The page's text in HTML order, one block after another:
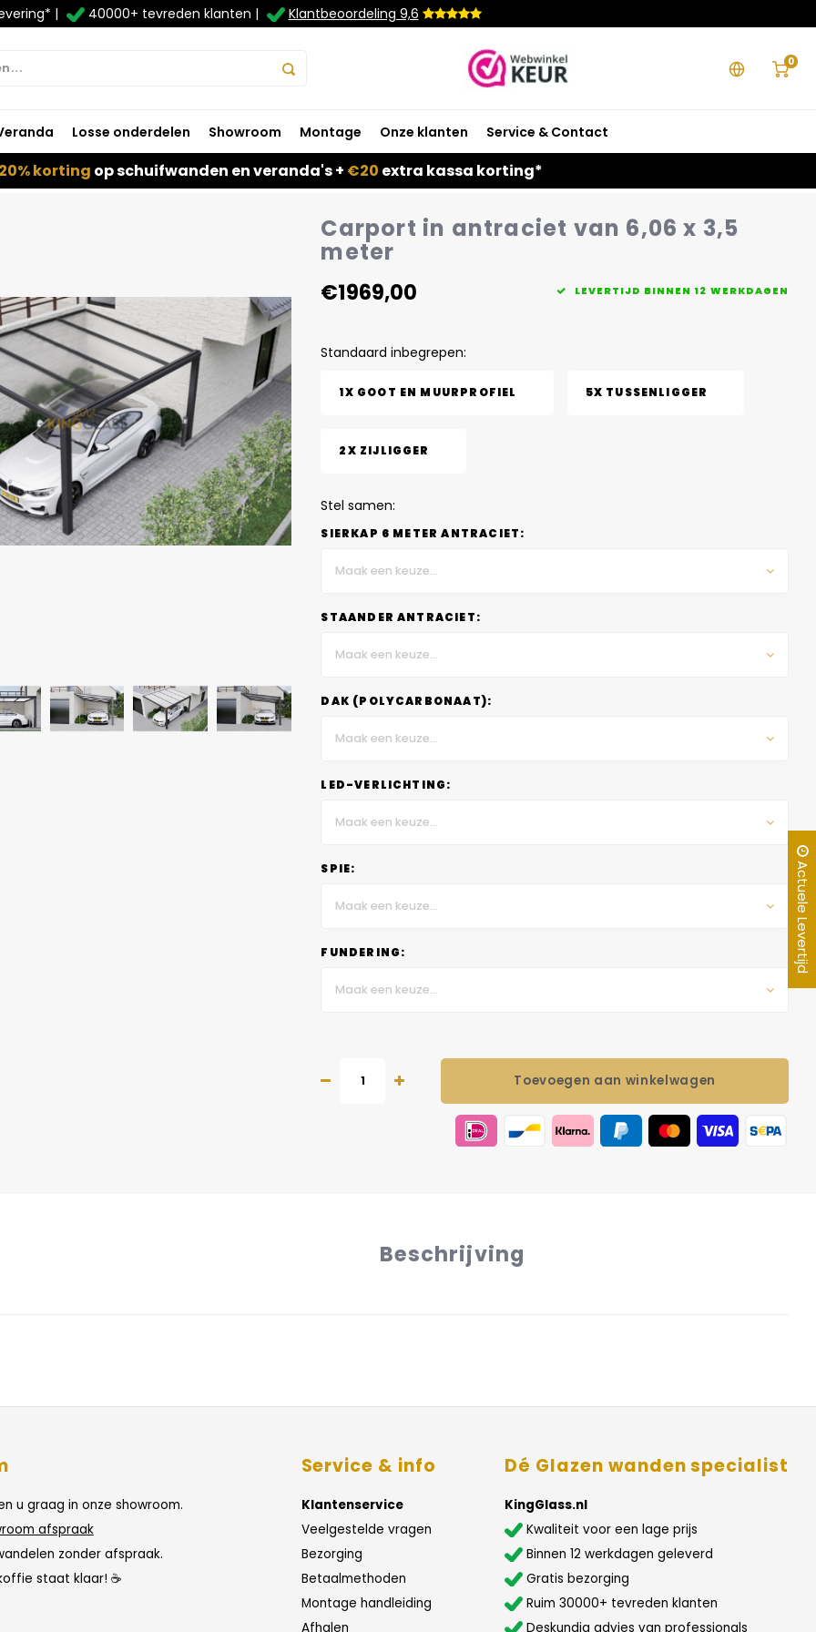
| 40000+ tevreden klanten | Klantbeoordeling 9,6
0
Losse onderdelen Showroom Montage Onze klanten Service & Contact
korting op schuifwanden en veranda's + €20 extra kassa korting*
Carport in antraciet van 6,06 x 3,5
meter
€1969,00 LEVERTIJD BINNEN 12 WERKDAGEN
Standaard inbegrepen:
1X GOOT EN MUURPROFIEL 5X TUSSENLIGGER
2X ZIJLIGGER
Stel samen:
SIERKAP 6 METER ANTRACIET:
Maak een keuze...
STAANDER ANTRACIET:
Maak een keuze...
DAK (POLYCARBONAAT):
Maak een keuze...
LED-VERLICHTING:
Maak een keuze...
SPIE:
Maak een keuze...
FUNDERING:
Maak een keuze...
Toevoegen aan winkelwagen
Beschrijving
u graag in onze showroom.
afspraak
zonder afspraak.
staat klaar! ☕
Service & info
Klantenservice
Veelgestelde vragen
Bezorging
Betaalmethoden
Montage handleiding
Afhalen
Dé Glazen wanden specialist
KingGlass.nl
Kwaliteit voor een lage prijs
Binnen 12 werkdagen geleverd
Gratis bezorging
Ruim 30000+ tevreden klanten
Deskundig advies van professionals
Actuele Levertijd